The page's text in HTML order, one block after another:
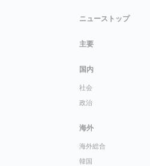
ニューストップ
主要
国内
社会
政治
海外
海外総合
韓国